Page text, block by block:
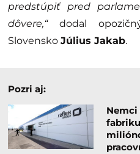
predstúpiť pred
dôvere,“dodal
Slovensko Július Jakab.
Pozri aj: